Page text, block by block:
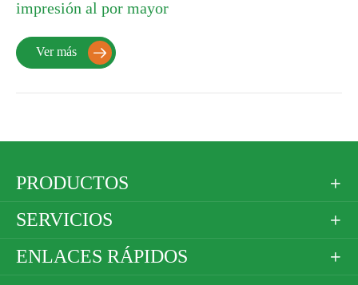
impresión al por mayor
Ver más 
PRODUCTOS 
SERVICIOS 
ENLACES RÁPIDOS 